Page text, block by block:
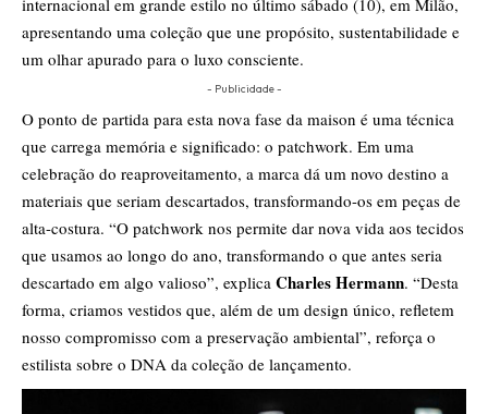
apresentando uma coleção que une propósito, sustentabilidade e
um olhar apurado para o luxo consciente.
- Publicidade -
O ponto de partida para esta nova fase da maison é uma técnica
que carrega memória e significado: o patchwork. Em uma
celebração do reaproveitamento, a marca dá um novo destino a
materiais que seriam descartados, transformando-os em peças de
alta-costura. “O patchwork nos permite dar nova vida aos tecidos
que usamos ao longo do ano, transformando o que antes seria
descartado em algo valioso”, explica Charles Hermann. “Desta
forma, criamos vestidos que, além de um design único, refletem
nosso compromisso com a preservação ambiental”, reforça o
estilista sobre o DNA da coleção de lançamento.